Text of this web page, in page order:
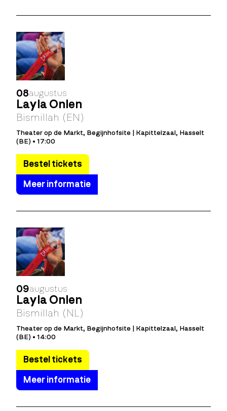
08augustus
Layla Önlen
Bismillah (EN)
Theater op de Markt, Begijnhofsite | Kapittelzaal, Hasselt
(BE) • 17:00
Bestel tickets
Meer informatie
09augustus
Layla Önlen
Bismillah (NL)
Theater op de Markt, Begijnhofsite | Kapittelzaal, Hasselt
(BE) • 14:00
Bestel tickets
Meer informatie